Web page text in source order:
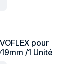
pour
/1 Unité